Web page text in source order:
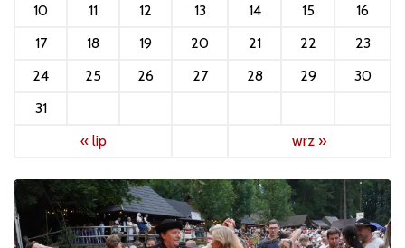
10
11 12 13 14 15
16
17
18 19 20 21 22
23
24
25 26 27 28 29
30
31
« lip
wrz »